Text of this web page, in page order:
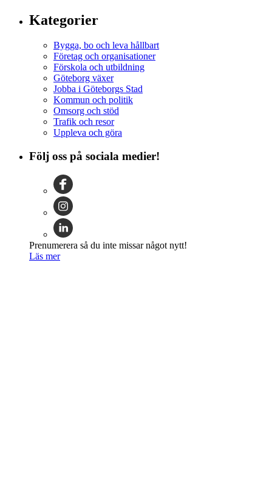
Kategorier
Bygga, bo och leva hållbart
Företag och organisationer
Förskola och utbildning
Göteborg växer
Jobba i Göteborgs Stad
Kommun och politik
Omsorg och stöd
Trafik och resor
Uppleva och göra
Följ oss på sociala medier!
Prenumerera så du inte missar något nytt!
Läs mer